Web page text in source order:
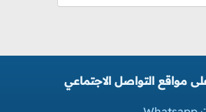
مواقع التواصل الاجتماعي